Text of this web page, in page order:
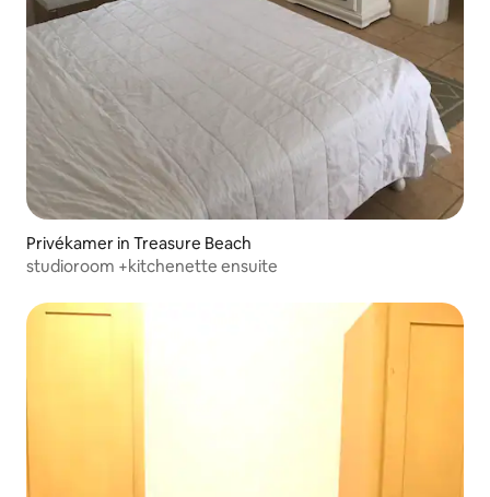
Privékamer in Treasure Beach
studioroom +kitchenette ensuite